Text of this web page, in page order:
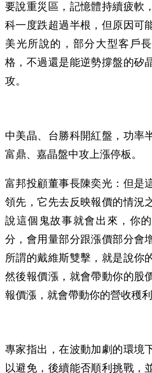
要說重災區，記憶體持續疲軟
科一度跌超過半根，但原因可
美光所說的，部分大型客戶
格，不過還是能逆勢撐盤的矽
攻。
中美晶、台勝科開紅盤，功率
富鼎、嘉晶盤中攻上漲停板。
富邦投顧董事長陳奕光：但是
領先，它先去反映報價的情況
說這個鬼故事就會出來，你
分，會用量部分跟漲價部分會
所謂的戴維斯雙擊，就是說你
然後報價漲，就會帶動你的股
報價漲，就會帶動你的營收穫利
專家指出，在波動加劇的環境
以避免，後續能否順利挑戰，